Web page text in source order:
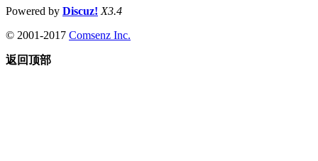
Powered by Discuz! X3.4
© 2001-2017 Comsenz Inc.
返回顶部